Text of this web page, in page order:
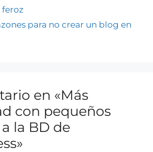
feroz
para no crear un blog en
en «Más
con pequeños
la BD de